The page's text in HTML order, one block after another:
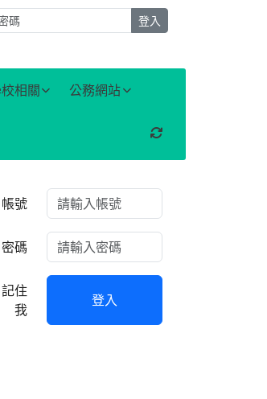
登入
相關 公務網站
重新取得佈景設定
邊區域內容
帳號
密碼
記住
我
登入